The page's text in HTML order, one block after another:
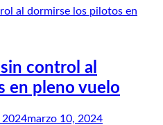
control al
en pleno vuelo
2024marzo 10, 2024